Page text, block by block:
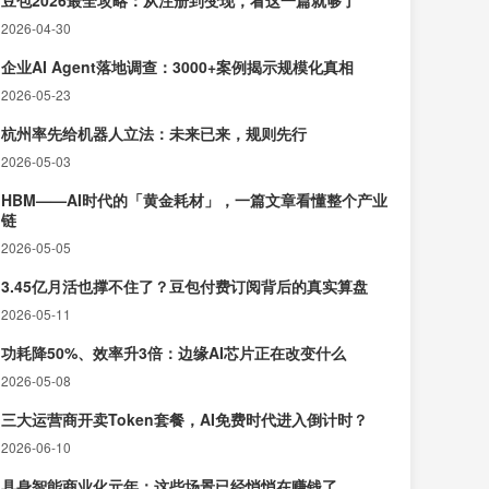
2026-04-30
企业AI Agent落地调查：3000+案例揭示规模化真相
2026-05-23
杭州率先给机器人立法：未来已来，规则先行
2026-05-03
HBM——AI时代的「黄金耗材」，一篇文章看懂整个产业
链
2026-05-05
3.45亿月活也撑不住了？豆包付费订阅背后的真实算盘
2026-05-11
功耗降50%、效率升3倍：边缘AI芯片正在改变什么
2026-05-08
三大运营商开卖Token套餐，AI免费时代进入倒计时？
2026-06-10